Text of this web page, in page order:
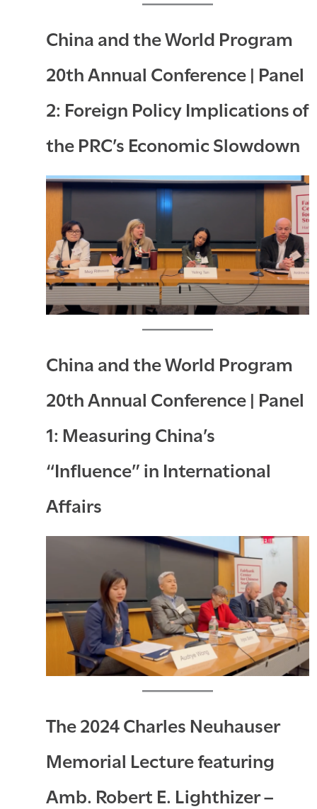
China and the World Program
20th Annual Conference | Panel
2: Foreign Policy Implications of
the PRC’s Economic Slowdown
China and the World Program
20th Annual Conference | Panel
1: Measuring China’s
“Influence” in International
Affairs
The 2024 Charles Neuhauser
Memorial Lecture featuring
Amb. Robert E. Lighthizer –